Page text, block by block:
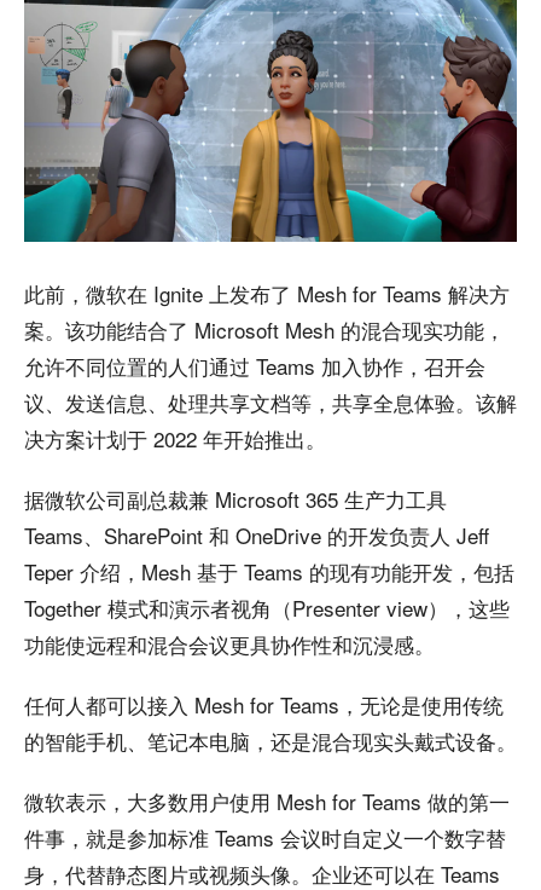
此前，微软在 Ignite 上发布了 Mesh for Teams 解决方
案。该功能结合了 Microsoft Mesh 的混合现实功能，
允许不同位置的人们通过 Teams 加入协作，召开会
议、发送信息、处理共享文档等，共享全息体验。该解
决方案计划于 2022 年开始推出。
据微软公司副总裁兼 Microsoft 365 生产力工具
Teams、SharePoint 和 OneDrive 的开发负责人 Jeff
Teper 介绍，Mesh 基于 Teams 的现有功能开发，包括
Together 模式和演示者视角（Presenter view），这些
功能使远程和混合会议更具协作性和沉浸感。
任何人都可以接入 Mesh for Teams，无论是使用传统
的智能手机、笔记本电脑，还是混合现实头戴式设备。
微软表示，大多数用户使用 Mesh for Teams 做的第一
件事，就是参加标准 Teams 会议时自定义一个数字替
身，代替静态图片或视频头像。企业还可以在 Teams